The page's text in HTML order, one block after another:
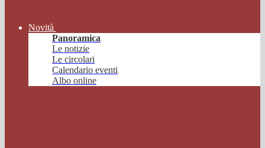
Novità
Panoramica
Le notizie
Le circolari
Calendario eventi
Albo online